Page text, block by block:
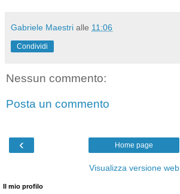
Gabriele Maestri alle 11:06
Condividi
Nessun commento:
Posta un commento
‹ Home page
Visualizza versione web
Il mio profilo